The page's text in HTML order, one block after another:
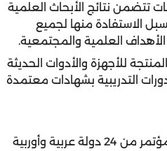
تتضمن نتائج الأبحاث العلمية
الاستفادة منها لجميع
العلمية والمجتمعية.
للأجهزة والأدوات الحديثة
التدريبية بشهادات معتمدة
واعتمدت اللجنة المنظمة العليا أسماء 11 خبيراً كمتحدثين رئيسيين في المؤتمر من 24 دولة عربية وأوربية